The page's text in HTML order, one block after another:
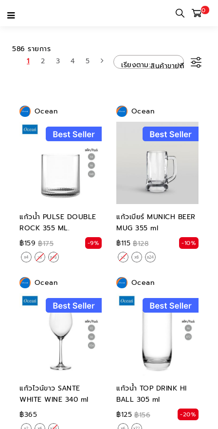
0
OCEAN
586 รายการ
1
2 3 4 5 เรียงตาม สินค้าขายดี
Ocean
แก้วน้ำ PULSE DOUBLE
ROCK 355 ML.
฿159 ฿175 -9%
Ocean
แก้วเบียร์ MUNICH BEER
MUG 355 ml
฿115 ฿128 -10%
Ocean
แก้วไวน์ขาว SANTE
WHITE WINE 340 ml
฿365
Ocean
แก้วน้ำ TOP DRINK HI
BALL 305 ml
฿125 ฿156 -20%